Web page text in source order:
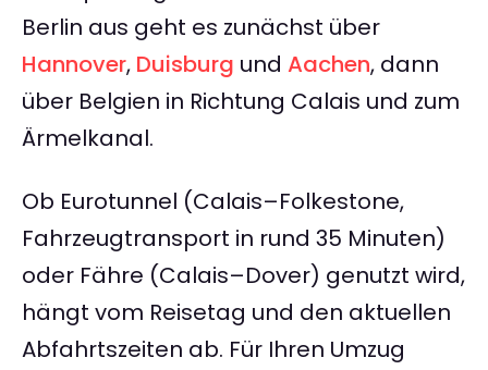
Berlin aus geht es zunächst über
Hannover, Duisburg und Aachen, dann
über Belgien in Richtung Calais und zum
Ärmelkanal.
Ob Eurotunnel (Calais–Folkestone,
Fahrzeugtransport in rund 35 Minuten)
oder Fähre (Calais–Dover) genutzt wird,
hängt vom Reisetag und den aktuellen
Abfahrtszeiten ab. Für Ihren Umzug